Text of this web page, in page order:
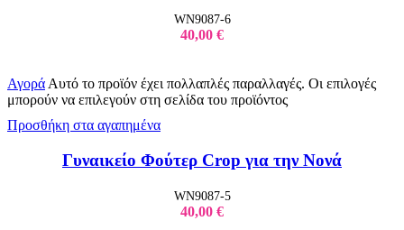
Μπουκάλια
Μπρελόκ
Πέτρες
Σημειωματάρια
Τσαντάκια Νεσεσέρ
WN9087-6
40,00 €
ΑγοράΑυτό το προϊόν έχει πολλαπλές παραλλαγές. Οι επιλογές
μπορούν να επιλεγούν στη σελίδα του προϊόντος
Προσθήκη στα αγαπημένα
Γυναικείo Φούτερ Crop για την Νονά
WN9087-5
40,00 €